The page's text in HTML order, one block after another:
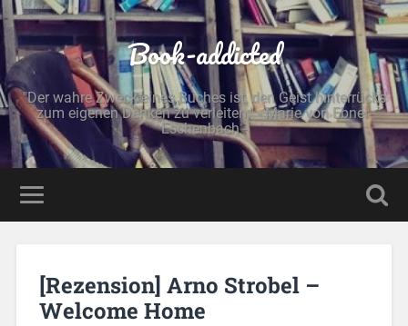
Book-addicted
"Der wahre Zweck eines Buches ist, den Geist hinterrücks
zum eigenen Denken zu verleiten." - Marie von Ebner-
Eschenbach -
[Rezension] Arno Strobel –
Welcome Home